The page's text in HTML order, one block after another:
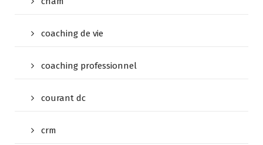
coaching de vie
coaching professionnel
courant dc
crm